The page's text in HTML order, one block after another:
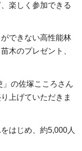
楽しく参加できる
できない高性能林
木のプレゼント、
の佐塚こころさん
上げていただきま
はじめ、約5,000人